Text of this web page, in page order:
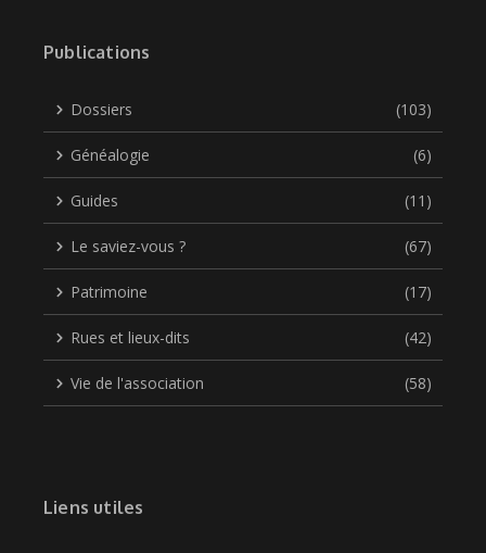
Publications
Dossiers (103)
Généalogie (6)
Guides (11)
Le saviez-vous ? (67)
Patrimoine (17)
Rues et lieux-dits (42)
Vie de l'association (58)
Liens utiles